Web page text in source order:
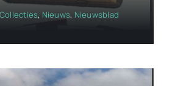
Collecties, Nieuws, Nieuwsblad